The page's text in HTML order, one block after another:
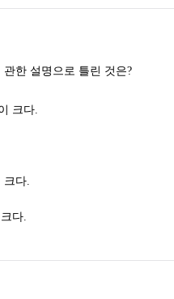
한 설명으로 틀린 것은?
크다.
다.
다.